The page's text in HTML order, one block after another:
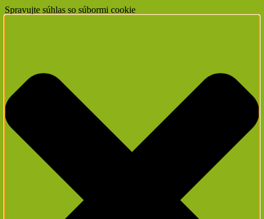
Spravujte súhlas so súbormi cookie